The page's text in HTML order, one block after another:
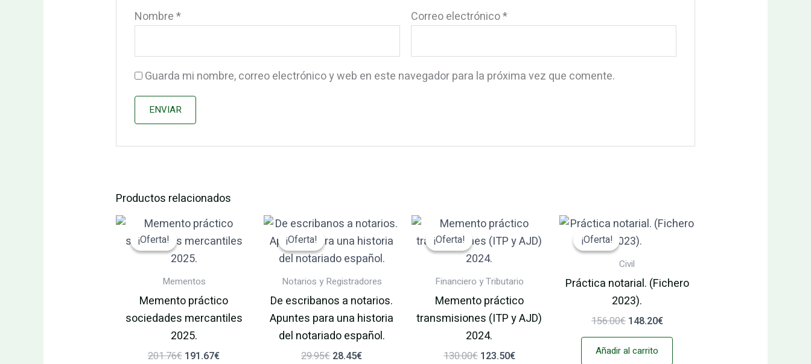
Nombre* Correo electrónico*
Guarda mi nombre, correo electrónico y web en este navegador para la próxima vez que comente.
Productos relacionados
¡Oferta!
¡Oferta!
Mementos
Memento práctico
sociedades mercantiles
2025.
201.76€
El
precio
original
era:
191.67€
El
precio
actual
¡Oferta!
¡Oferta!
Notarios y Registradores
De escribanos a notarios.
Apuntes para una historia
del notariado español.
29.95€
El
precio
original
era:
28.45€
El
precio
actual
es:
¡Oferta!
¡Oferta!
Financiero y Tributario
Memento práctico
transmisiones (ITP y AJD)
2024.
130.00€
El
precio
original
era:
123.50€
El
precio
actual
¡Oferta!
¡Oferta!
Civil
Práctica notarial. (Fichero
2023).
156.00€
El
precio
original
era:
156.00€.
148.20€
El
Añadir al carrito